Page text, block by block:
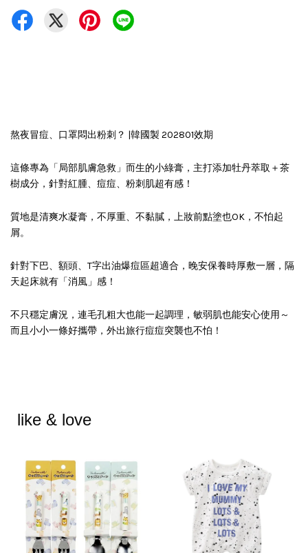
熬夜冒痘、口罩悶出粉刺？ |韓國製 202801效期
這條專為「局部肌膚急救」而生的小綠膏，主打添加牡丹萃取＋茶
樹成分，針對紅腫、痘痘、粉刺肌超有感！
質地是清爽水凝膏，不厚重、不黏膩，上妝前點塗也OK，不怕起
屑。
針對下巴、額頭、T字出油爆痘區超適合，晚安保養時厚敷一層，隔
天起床就有「消風」感！
不只穩定膚況，連毛孔粗大也能一起調理，敏弱肌也能安心使用～
而且小小一條好攜帶，外出旅行痘痘突襲也不怕！
like & love